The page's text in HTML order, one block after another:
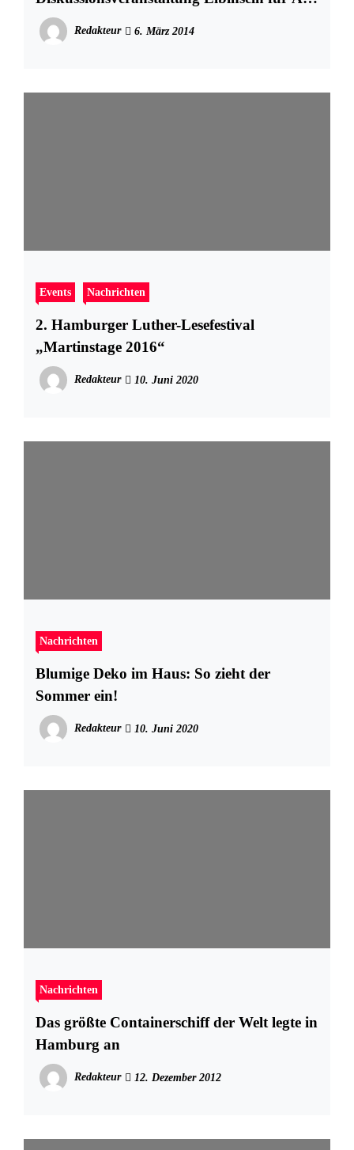
– wie geht das?
Redakteur 6. März 2014
Events Nachrichten
2. Hamburger Luther-Lesefestival
„Martinstage 2016“
Redakteur 10. Juni 2020
Nachrichten
Blumige Deko im Haus: So zieht der
Sommer ein!
Redakteur 10. Juni 2020
Nachrichten
Das größte Containerschiff der Welt legte in
Hamburg an
Redakteur 12. Dezember 2012